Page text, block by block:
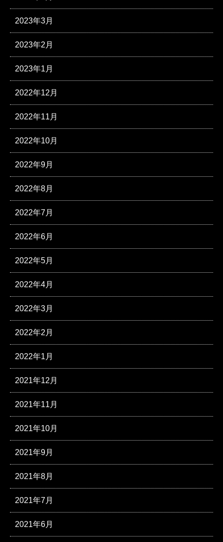
2023年3月
2023年2月
2023年1月
2022年12月
2022年11月
2022年10月
2022年9月
2022年8月
2022年7月
2022年6月
2022年5月
2022年4月
2022年3月
2022年2月
2022年1月
2021年12月
2021年11月
2021年10月
2021年9月
2021年8月
2021年7月
2021年6月